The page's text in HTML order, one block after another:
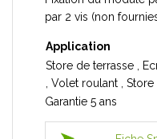
par 2 vis (non
Application
Store de terrasse ,
, Volet roulant ,
Garantie 5 ans